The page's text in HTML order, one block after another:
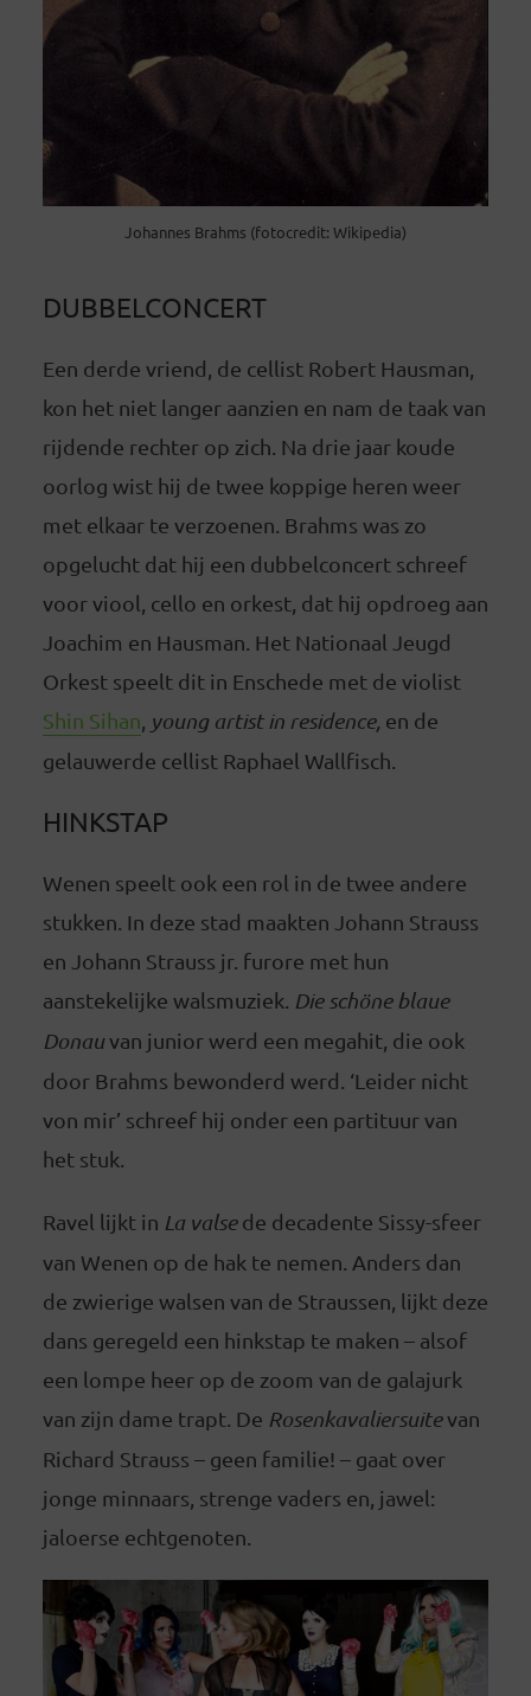
Johannes Brahms (fotocredit: Wikipedia)
DUBBELCONCERT
Een derde vriend, de cellist Robert Hausman,
kon het niet langer aanzien en nam de taak van
rijdende rechter op zich. Na drie jaar koude
oorlog wist hij de twee koppige heren weer
met elkaar te verzoenen. Brahms was zo
opgelucht dat hij een dubbelconcert schreef
voor viool, cello en orkest, dat hij opdroeg aan
Joachim en Hausman. Het Nationaal Jeugd
Orkest speelt dit in Enschede met de violist
Shin Sihan, young artist in residence,en de
gelauwerde cellist Raphael Wallfisch.
HINKSTAP
Wenen speelt ook een rol in de twee andere
stukken. In deze stad maakten Johann Strauss
en Johann Strauss jr. furore met hun
aanstekelijke walsmuziek. Die schöne blaue
Donauvan junior werd een megahit, die ook
door Brahms bewonderd werd. ‘Leider nicht
von mir’ schreef hij onder een partituur van
het stuk.
Ravel lijkt in La valsede decadente Sissy-sfeer
van Wenen op de hak te nemen. Anders dan
de zwierige walsen van de Straussen, lijkt deze
dans geregeld een hinkstap te maken – alsof
een lompe heer op de zoom van de galajurk
van zijn dame trapt. De Rosenkavaliersuitevan
Richard Strauss – geen familie! – gaat over
jonge minnaars, strenge vaders en, jawel:
jaloerse echtgenoten.